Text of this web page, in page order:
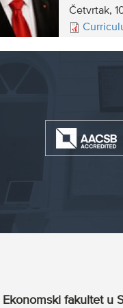
Četvrtak,
Ekonomski fakultet u